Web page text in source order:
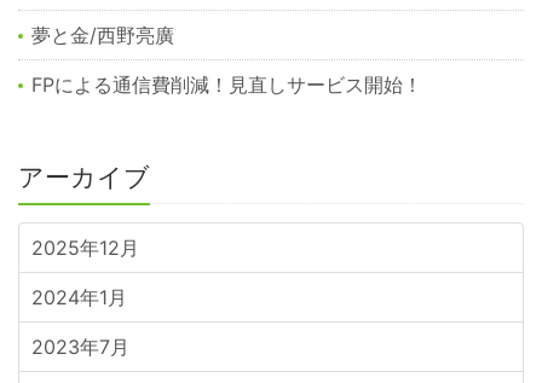
夢と金/西野亮廣
FPによる通信費削減！見直しサービス開始！
アーカイブ
2025年12月
2024年1月
2023年7月